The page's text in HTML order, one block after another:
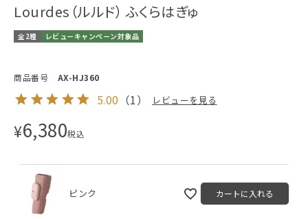
Lourdes（ルルド） ふくらはぎゅ
全2種 レビューキャンペーン対象品
商品番号 AX-HJ360
5.00 （1） レビューを見る
¥6,380税込
ピンク カートに入れる